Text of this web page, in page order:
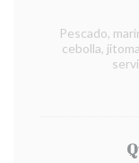
Pescado,
cebolla,